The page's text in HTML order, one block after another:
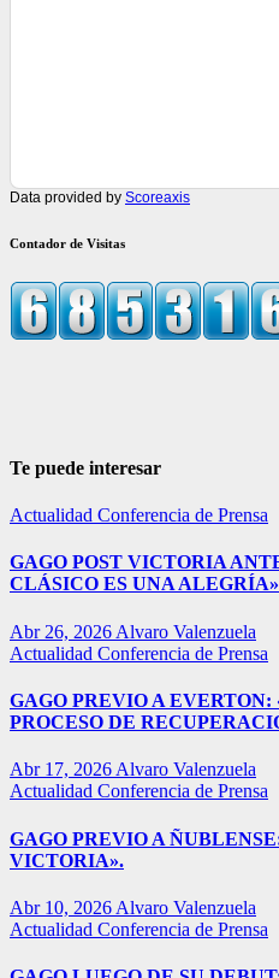
Data provided by Scoreaxis
Contador de Visitas
Te puede interesar
Actualidad Conferencia de Prensa
GAGO POST VICTORIA
CLÁSICO ES UNA
Abr 26, 2026 Alvaro Valenzuela
Actualidad Conferencia de Prensa
GAGO PREVIO A
PROCESO DE
Abr 17, 2026 Alvaro Valenzuela
Actualidad Conferencia de Prensa
GAGO PREVIO A
VICTORIA».
Abr 10, 2026 Alvaro Valenzuela
Actualidad Conferencia de Prensa